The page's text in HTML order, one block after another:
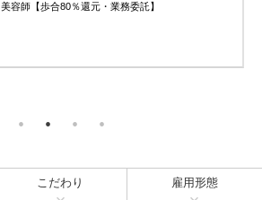
美容師【歩合80％還元・業務委託】
こだわり 雇用形態